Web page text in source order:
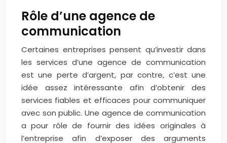
Rôle d’une agence de
communication
Certaines entreprises pensent qu’investir dans
les services d’une agence de communication
est une perte d’argent, par contre, c’est une
idée assez intéressante afin d’obtenir des
services fiables et efficaces pour communiquer
avec son public. Une agence de communication
a pour rôle de fournir des idées originales à
l’entreprise afin d’exposer des arguments